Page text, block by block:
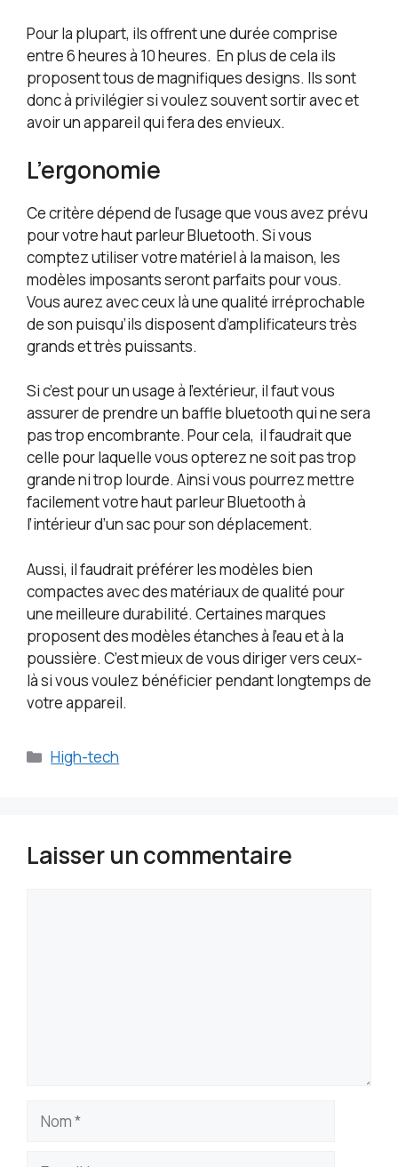
Pour la plupart, ils offrent une durée comprise
entre 6 heures à 10 heures. En plus de cela ils
proposent tous de magnifiques designs. Ils sont
donc à privilégier si voulez souvent sortir avec et
avoir un appareil qui fera des envieux.
L’ergonomie
Ce critère dépend de l’usage que vous avez prévu
pour votre haut parleur Bluetooth. Si vous
comptez utiliser votre matériel à la maison, les
modèles imposants seront parfaits pour vous.
Vous aurez avec ceux là une qualité irréprochable
de son puisqu’ils disposent d’amplificateurs très
grands et très puissants.
Si c’est pour un usage à l’extérieur, il faut vous
assurer de prendre un baffle bluetooth qui ne sera
pas trop encombrante. Pour cela, il faudrait que
celle pour laquelle vous opterez ne soit pas trop
grande ni trop lourde. Ainsi vous pourrez mettre
facilement votre haut parleur Bluetooth à
l’intérieur d’un sac pour son déplacement.
Aussi, il faudrait préférer les modèles bien
compactes avec des matériaux de qualité pour
une meilleure durabilité. Certaines marques
proposent des modèles étanches à l’eau et à la
poussière. C’est mieux de vous diriger vers ceux-
là si vous voulez bénéficier pendant longtemps de
votre appareil.
Catégories
High-tech
Laisser un commentaire